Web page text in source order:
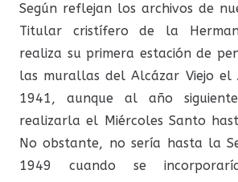
Según reflejan los archivos de
Titular cristífero de la
realiza su primera estación de
las murallas del Alcázar Viejo el
1941, aunque al año
realizarla el Miércoles Santo
No obstante, no sería hasta la
1949 cuando se